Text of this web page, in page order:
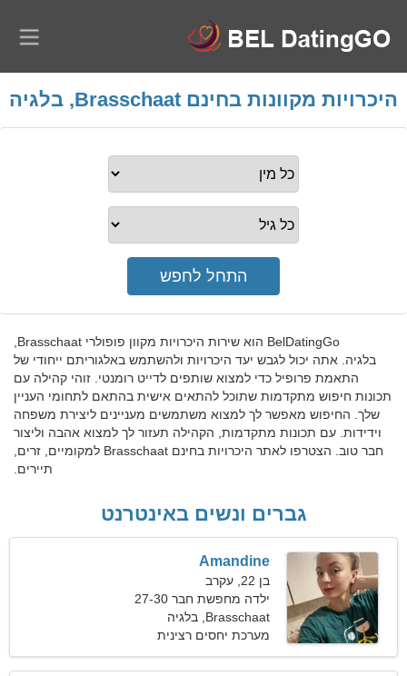
היכרויות מקוונות בחינם Brasschaat, בלגיה
בלגיה. אתה יכול לגבש יעד היכרויות ולהשתמש באלגוריתם ייחודי של
התאמת פרופיל כדי למצוא שותפים לדייט רומנטי. זוהי קהילה עם
תכונות חיפוש מתקדמות שתוכל להתאים אישית בהתאם לתחומי העניין
שלך. החיפוש מאפשר לך למצוא משתמשים מעניינים ליצירת משפחה
וידידות. עם תכונות מתקדמות, הקהילה תעזור לך למצוא אהבה וליצור
חבר טוב. הצטרפו לאתר היכרויות בחינם Brasschaat למקומיים, זרים,
תיירים.
גברים ונשים באינטרנט
Amandine
בן 22, עקרב
ילדה מחפשת חבר 27-30
Brasschaat, בלגיה
מערכת יחסים רצינית